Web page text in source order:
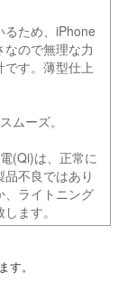
るため、iPhone
ので無理な力
です。薄型仕上
ムーズ。
(Qi)は、正常に
不良ではあり
、ライトニング
ます。
。